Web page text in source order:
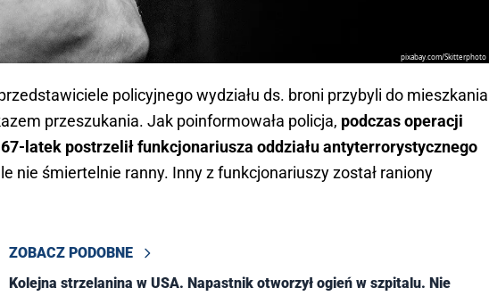
pixabay.com/Skitterphoto
policyjnego wydziału ds. broni przybyli do mieszkania
przeszukania. Jak poinformowała policja, podczas operacji
67-latek postrzelił funkcjonariusza oddziału antyterrorystycznego
nie śmiertelnie ranny. Inny z funkcjonariuszy został raniony
ZOBACZ PODOBNE
Kolejna strzelanina w USA. Napastnik otworzył ogień w szpitalu. Nie